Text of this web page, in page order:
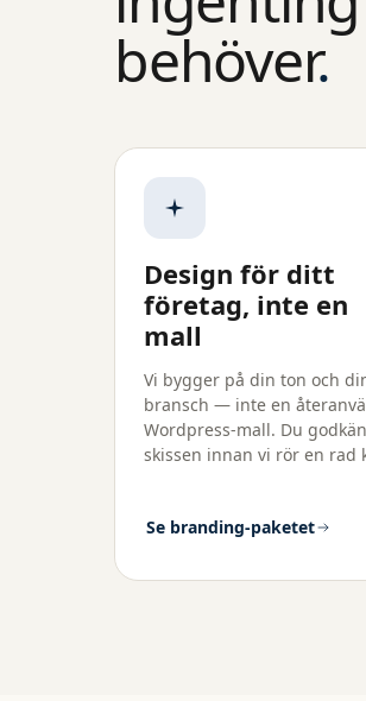
behöver.
Design för ditt
företag, inte en
mall
Vi bygger på din ton och
bransch — inte en
Wordpress-mall. Du
skissen innan vi rör en rad
Se branding-paketet